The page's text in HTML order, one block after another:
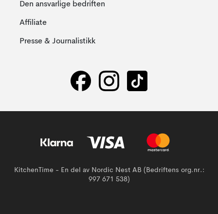
Den ansvarlige bedriften
Affiliate
Presse & Journalistikk
KitchenTime - En del av Nordic Nest AB (Bedriftens org.nr.:
997 671 538)